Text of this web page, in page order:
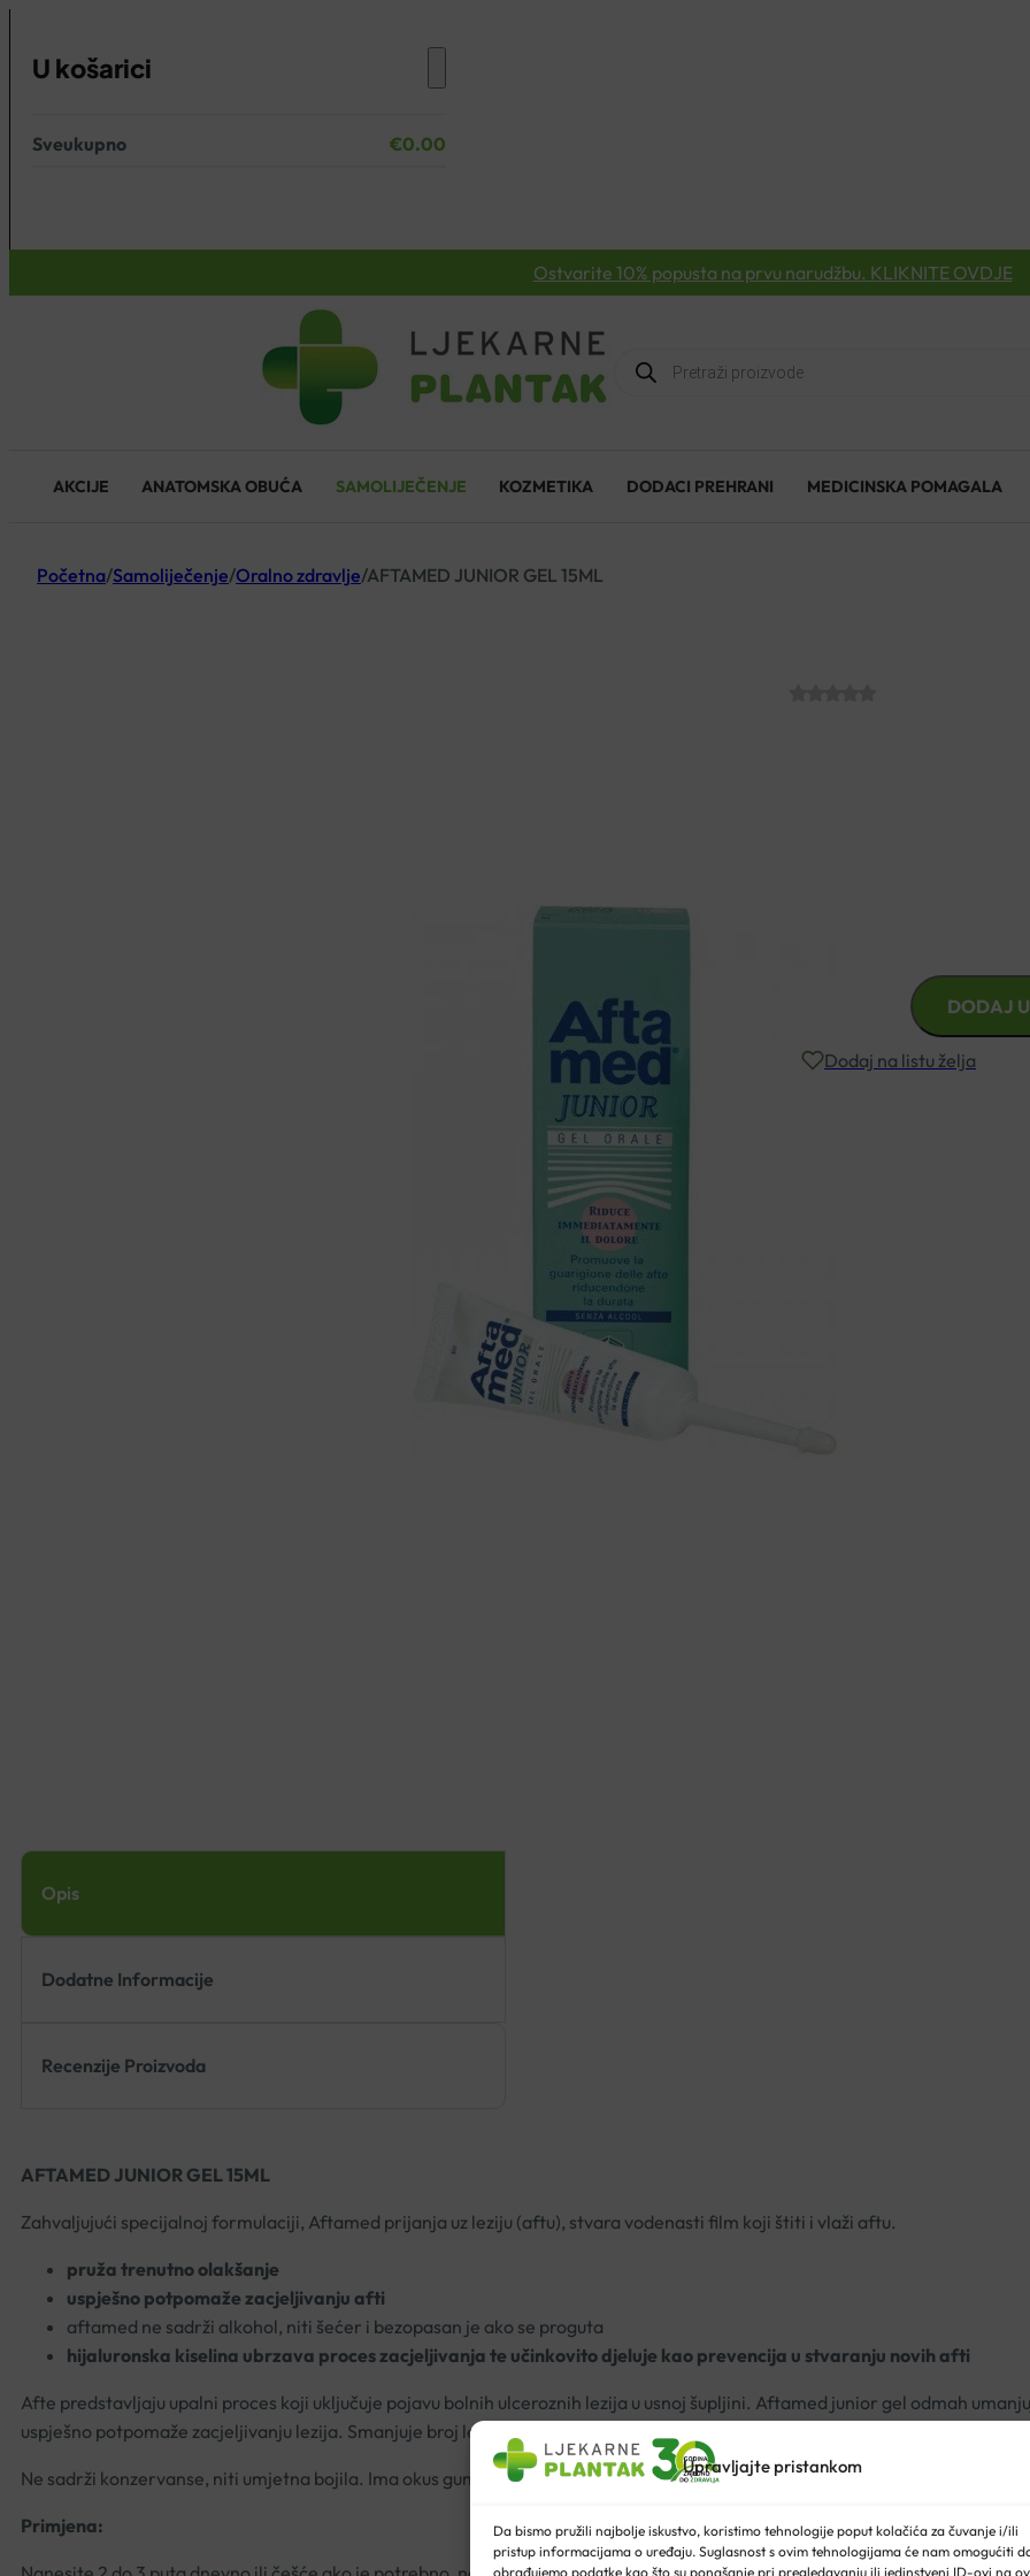
Upravljajte pristankom
Da bismo pružili najbolje iskustvo, koristimo tehnologije poput kolačića za čuvanje i/ili
pristup informacijama o uređaju. Suglasnost s ovim tehnologijama će nam omogućiti
obrađujemo podatke kao što su ponašanje pri pregledavanju ili jedinstveni ID-ovi na
U košarici
Nema proizvoda u košarici.
Sveukupno €0.00
Ostvarite 10% popusta na prvu narudžbu. KLIKNITE OVDJE
Products
search
AKCIJE ANATOMSKA OBUĆA SAMOLIJEČENJE KOZMETIKA DODACI PREHRANI MEDICINSKA POMAGALA
Početna/Samoliječenje/Oralno zdravlje/AFTAMED JUNIOR GEL 15ML
GEL
DODAJ
Dodaj na listu želja
Opis
Dodatne Informacije
Recenzije Proizvoda
AFTAMED JUNIOR GEL 15ML
Zahvaljujući specijalnoj formulaciji, Aftamed prijanja uz leziju (aftu), stvara vodenasti film koji štiti i vlaži aftu.
pruža trenutno olakšanje
uspješno potpomaže zacjeljivanju afti
aftamed ne sadrži alkohol, niti šećer i bezopasan je ako se proguta
hijaluronska kiselina ubrzava proces zacjeljivanja te učinkovito djeluje kao prevencija u stvaranju novih afti
Afte predstavljaju upalni proces koji uključuje pojavu bolnih ulceroznih lezija u usnoj šupljini. Aftamed junior gel odmah
uspješno potpomaže zacjeljivanju lezija. Smanjuje broj lezija reguliranjem upalnih procesa i rehidratacijom tkiva zahvaljujući
Ne sadrži konzervanse, niti umjetna bojila. Ima okus gume za žvakanje.
Primjena: